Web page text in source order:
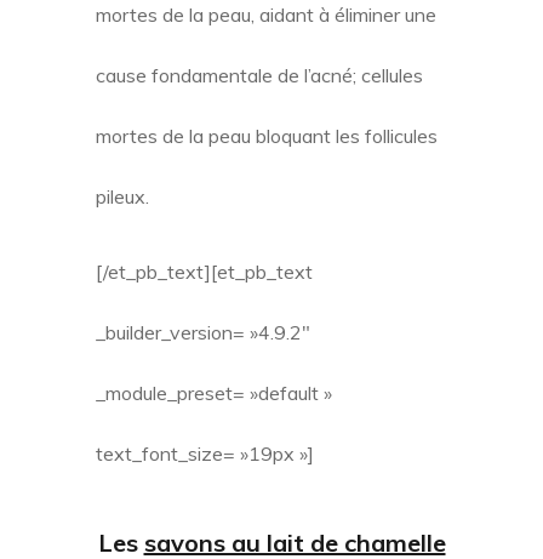
mortes de la peau, aidant à éliminer une
cause fondamentale de l’acné; cellules
mortes de la peau bloquant les follicules
pileux.
[/et_pb_text][et_pb_text
_builder_version= »4.9.2″
_module_preset= »default »
text_font_size= »19px »]
Les savons au lait de chamelle